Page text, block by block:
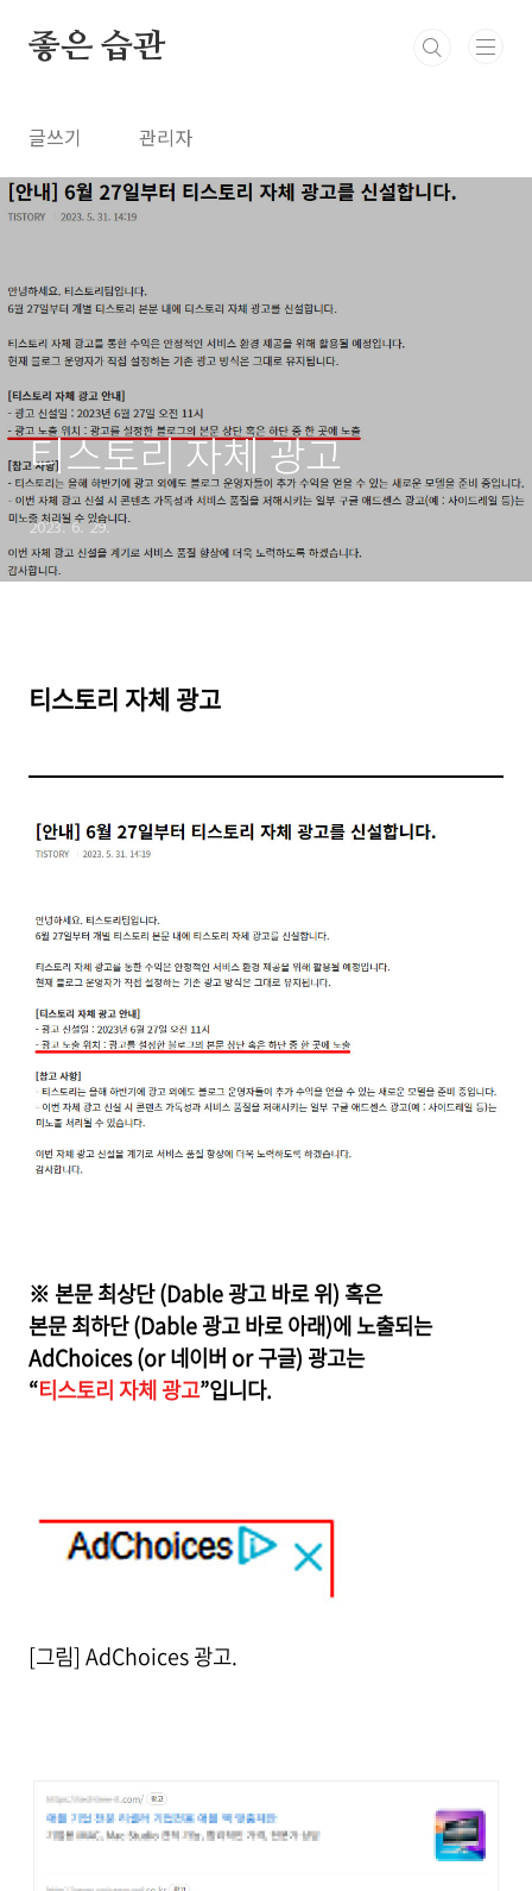
좋은 습관
글쓰기 관리자
티스토리 자체 광고
2023. 6. 29.
티스토리 자체 광고
※ 본문 최상단 (Dable 광고 바로 위) 혹은
본문 최하단 (Dable 광고 바로 아래)에 노출되는
AdChoices (or 네이버 or 구글) 광고는
“티스토리 자체 광고”입니다.
[그림] AdChoices 광고.